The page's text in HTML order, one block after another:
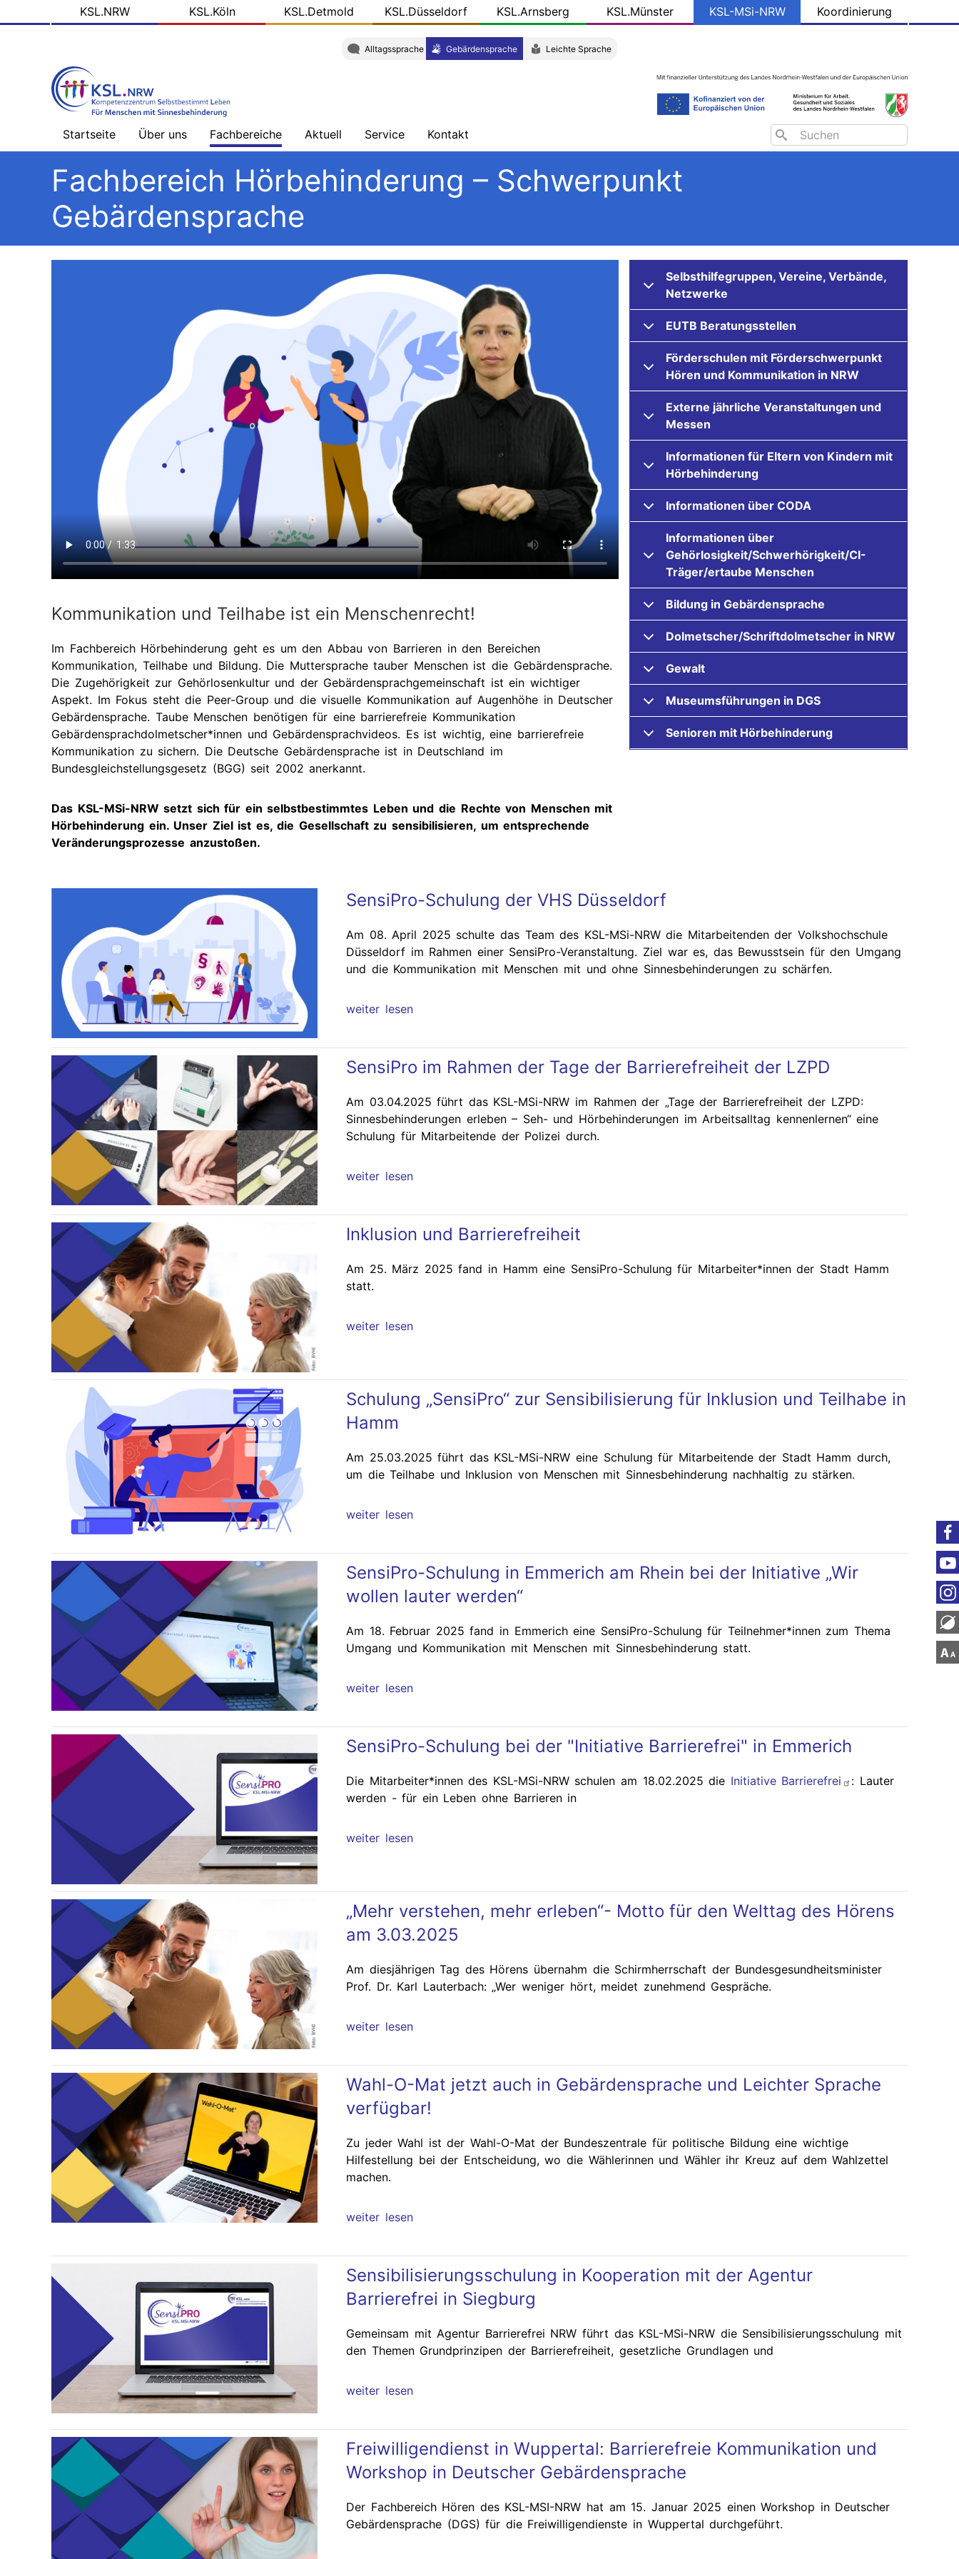
zum
KSLKSL.NRW KSL.Köln KSL.Detmold KSL.Düsseldorf KSL.Arnsberg KSL.Münster KSL-MSi-NRW Koordinierung
Alltagssprache Gebärdensprache Leichte Sprache
Search
Startseite Über uns
Willkommen
Team
Projektpartner
Geförderte
Ausstattung
Fachbereiche
Sehbehinderung
Hörbehinderung
–
Schwerpunkt
Gebärdensprache
Lautsprache
Recht
Aktuell
Nachrichten
-
Übersicht
KSL.NRW
Soziale
Medien
Aktuelle
Termine
Vergangene
Termine
Service
Schulungen
Konkret
Kontakt
Wegbeschreibung
Fachbereich Hörbehinderung – Schwerpunkt
Gebärdensprache
Kommunikation und Teilhabe ist ein Menschenrecht!
Im Fachbereich Hörbehinderung geht es um den Abbau von Barrieren in den Bereichen
Kommunikation, Teilhabe und Bildung. Die Muttersprache tauber Menschen ist die Gebärdensprache.
Die Zugehörigkeit zur Gehörlosenkultur und der Gebärdensprachgemeinschaft ist ein wichtiger
Aspekt. Im Fokus steht die Peer-Group und die visuelle Kommunikation auf Augenhöhe in Deutscher
Gebärdensprache. Taube Menschen benötigen für eine barrierefreie Kommunikation
Gebärdensprachdolmetscher*innen und Gebärdensprachvideos. Es ist wichtig, eine barrierefreie
Kommunikation zu sichern. Die Deutsche Gebärdensprache ist in Deutschland im
Bundesgleichstellungsgesetz (BGG) seit 2002 anerkannt.
Das KSL-MSi-NRW setzt sich für ein selbstbestimmtes Leben und die Rechte von Menschen mit
Hörbehinderung ein. Unser Ziel ist es, die Gesellschaft zu sensibilisieren, um entsprechende
Veränderungsprozesse anzustoßen.
Selbsthilfegruppen, Vereine, Verbände,
Netzwerke
EUTB Beratungsstellen
Förderschulen mit Förderschwerpunkt
Hören und Kommunikation in NRW
Externe jährliche Veranstaltungen und
Messen
Informationen für Eltern von Kindern mit
Hörbehinderung
Informationen über CODA
Informationen über
Gehörlosigkeit/Schwerhörigkeit/CI-
Träger/ertaube Menschen
Bildung in Gebärdensprache
Dolmetscher/Schriftdolmetscher in NRW
Gewalt
Museumsführungen in DGS
Senioren mit Hörbehinderung
SensiPro-Schulung der VHS Düsseldorf
Am 08. April 2025 schulte das Team des KSL-MSi-NRW die Mitarbeitenden der Volkshochschule
Düsseldorf im Rahmen einer SensiPro-Veranstaltung. Ziel war es, das Bewusstsein für den Umgang
und die Kommunikation mit Menschen mit und ohne Sinnesbehinderungen zu schärfen.
weiter lesen
SensiPro im Rahmen der Tage der Barrierefreiheit der LZPD
Am 03.04.2025 führt das KSL-MSi-NRW im Rahmen der „Tage der Barrierefreiheit der LZPD:
Sinnesbehinderungen erleben – Seh- und Hörbehinderungen im Arbeitsalltag kennenlernen“ eine
Schulung für Mitarbeitende der Polizei durch.
weiter lesen
Inklusion und Barrierefreiheit
Am 25. März 2025 fand in Hamm eine SensiPro-Schulung für Mitarbeiter*innen der Stadt Hamm
statt.
weiter lesen
Schulung „SensiPro“ zur Sensibilisierung für Inklusion und Teilhabe in
Hamm
Am 25.03.2025 führt das KSL-MSi-NRW eine Schulung für Mitarbeitende der Stadt Hamm durch,
um die Teilhabe und Inklusion von Menschen mit Sinnesbehinderung nachhaltig zu stärken.
weiter lesen
SensiPro-Schulung in Emmerich am Rhein bei der Initiative „Wir
wollen lauter werden“
Am 18. Februar 2025 fand in Emmerich eine SensiPro-Schulung für Teilnehmer*innen zum Thema
Umgang und Kommunikation mit Menschen mit Sinnesbehinderung statt.
weiter lesen
SensiPro-Schulung bei der "Initiative Barrierefrei" in Emmerich
Die Mitarbeiter*innen des KSL-MSi-NRW schulen am 18.02.2025 die Initiative Barrierefrei
: Lauter
werden - für ein Leben ohne Barrieren in
weiter lesen
„Mehr verstehen, mehr erleben“- Motto für den Welttag des Hörens
am 3.03.2025
Am diesjährigen Tag des Hörens übernahm die Schirmherrschaft der Bundesgesundheitsminister
Prof. Dr. Karl Lauterbach: „Wer weniger hört, meidet zunehmend Gespräche.
weiter lesen
Wahl-O-Mat jetzt auch in Gebärdensprache und Leichter Sprache
verfügbar!
Zu jeder Wahl ist der Wahl-O-Mat der Bundeszentrale für politische Bildung eine wichtige
Hilfestellung bei der Entscheidung, wo die Wählerinnen und Wähler ihr Kreuz auf dem Wahlzettel
machen.
weiter lesen
Sensibilisierungsschulung in Kooperation mit der Agentur
Barrierefrei in Siegburg
Gemeinsam mit Agentur Barrierefrei NRW führt das KSL-MSi-NRW die Sensibilisierungsschulung mit
den Themen Grundprinzipen der Barrierefreiheit, gesetzliche Grundlagen und
weiter lesen
Freiwilligendienst in Wuppertal: Barrierefreie Kommunikation und
Workshop in Deutscher Gebärdensprache
Der Fachbereich Hören des KSL-MSI-NRW hat am 15. Januar 2025 einen Workshop in Deutscher
Gebärdensprache (DGS) für die Freiwilligendienste in Wuppertal durchgeführt.